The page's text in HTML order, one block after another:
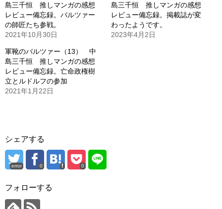
島三千恒 推しマンガの感想
レビュー備忘録。バルツァー
の師匠たち参戦。
2021年10月30日
島三千恒 推しマンガの感想
レビュー備忘録。掲載誌が変
わったようです。
2023年4月2日
軍靴のバルツァー（13） 中
島三千恒 推しマンガの感想
レビュー備忘録。亡命政権樹
立とルドルフの参加
2021年1月22日
シェアする
error 0 0
フォローする